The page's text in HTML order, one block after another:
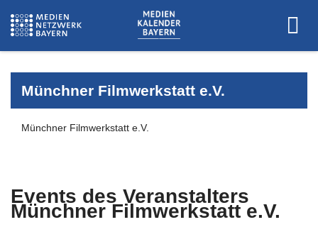
Münchner Filmwerkstatt e.V.
Münchner Filmwerkstatt e.V.
Events des Veranstalters
Münchner Filmwerkstatt e.V.